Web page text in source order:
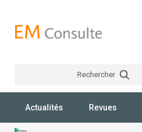
Rechercher
Actualités Revues